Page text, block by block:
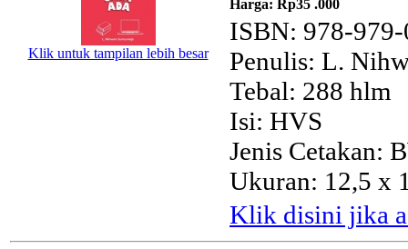
Klik untuk tampilan lebih besar
Harga: Rp35 .000
ISBN: 978-
Penulis: L.
Tebal: 288 hlm
Isi: HVS
Jenis Cetakan:
Ukuran: 12,5 x
Klik disini jika